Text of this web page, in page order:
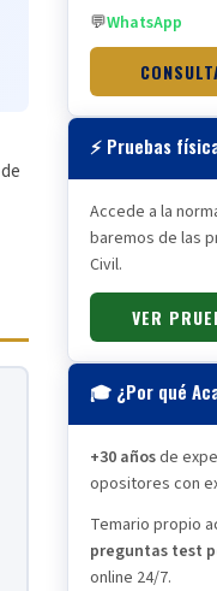
💬WhatsApp
⚡ Pruebas
Accede a la
baremos de las
Civil.
VER
🎓 ¿Por qué
+30 añosde
opositores con
Temario propio
preguntas test
online 24/7.